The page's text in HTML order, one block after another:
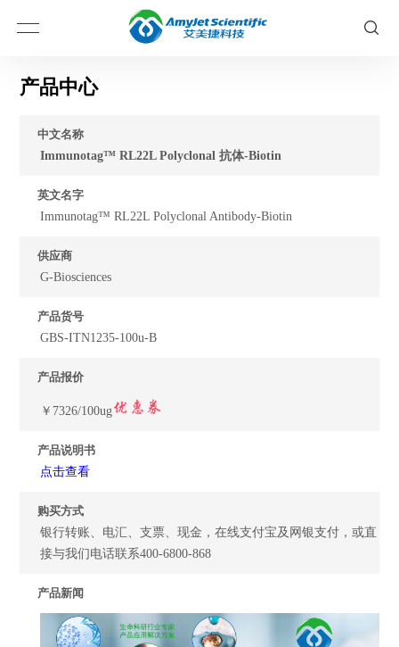
产品中心
中文名称
Immunotag™ RL22L Polyclonal 抗体-Biotin
英文名字
Immunotag™ RL22L Polyclonal Antibody-Biotin
供应商
G-Biosciences
产品货号
GBS-ITN1235-100u-B
产品报价
￥7326/100ug
产品说明书
点击查看
购买方式
银行转账、电汇、支票、现金，在线支付宝及网银支付，或直
接与我们电话联系400-6800-868
产品新闻